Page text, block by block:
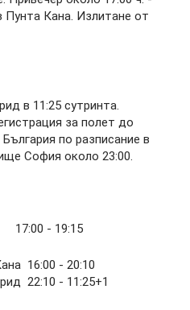
Кана. Излитане от
в 11:25 сутринта.
за полет до
по разписание в
София около 23:00.
- 19:15
16:00 - 20:10
22:10 - 11:25+1